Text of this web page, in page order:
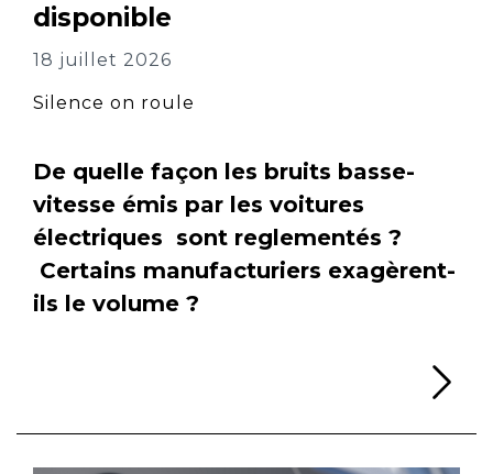
disponible
18 juillet 2026
Silence on roule
De quelle façon les bruits basse-
vitesse émis par les voitures
électriques sont reglementés ?
Certains manufacturiers exagèrent-
ils le volume ?